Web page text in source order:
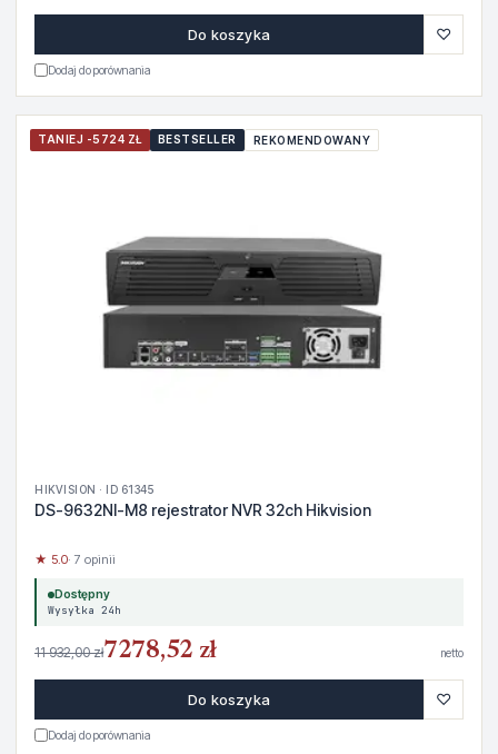
Do koszyka ♡
Dodaj do porównania
TANIEJ -5724 ZŁ BESTSELLER REKOMENDOWANY
HIKVISION · ID 61345
DS-9632NI-M8 rejestrator NVR 32ch Hikvision
★ 5.0· 7 opinii
Dostępny
Wysyłka 24h
11 932,00 zł7278,52 zł netto
Do koszyka ♡
Dodaj do porównania